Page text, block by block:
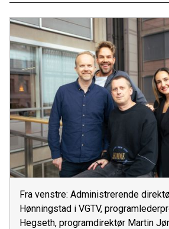
Fra venstre: Administrerende
Hønningstad i VGTV,
Hegseth, programdirektør Martin